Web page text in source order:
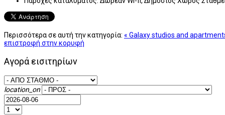
Περισσότερα σε αυτή την κατηγορία: « Galaxy studios and
επιστροφή στην κορυφή
Αγορά εισιτηρίων
location_on